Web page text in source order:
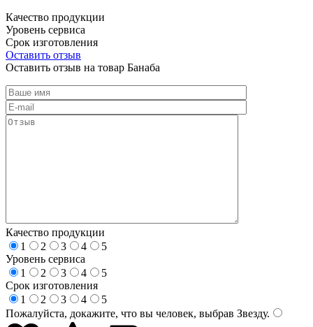
Качество продукции
Уровень сервиса
Срок изготовления
Оставить отзыв
Оставить отзыв на товар Банаба
Качество продукции
1
2 3 4
5
Уровень сервиса
1
2 3 4
5
Срок изготовления
1
2 3 4
5
Пожалуйста, докажите, что вы человек, выбрав Звезду.